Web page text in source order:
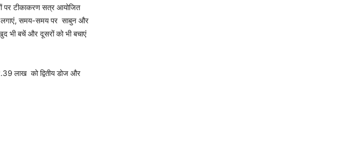
पर टीकाकरण सत्र आयोजित
लगाएं, समय-समय पर साबुन और
भी बचें और दूसरों को भी बचाएं
लाख को द्वितीय डोज और